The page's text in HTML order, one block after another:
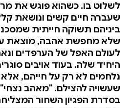
לשלוט בו. כשהוא פוגש את
שעברה חיים קשים ונושאת
ביניהם תשוקה חייתית
שלא מחפשת אהבה, מוצאת
לעולם האפל של הערפדים
היחיד שלה. בעוד אויבים
נלחמים לא רק על חייהם,
שעשויה להצילם. "מאהב
בסדרת הפגיון השחור